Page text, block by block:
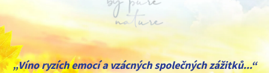
„Víno ryzích emocí a vzácných společných zážitků...“